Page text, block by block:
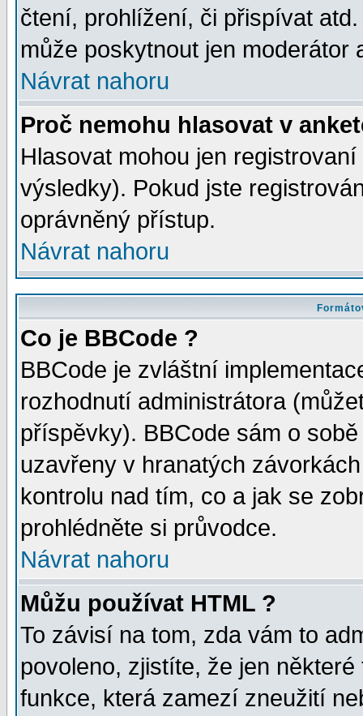
čtení, prohlížení, či přispívat
může poskytnout jen moderátor
Návrat nahoru
Proč nemohu hlasovat v
Hlasovat mohou jen
výsledky). Pokud jste
oprávněný přístup.
Návrat nahoru
Co je BBCode ?
BBCode je zvláštní
rozhodnutí administrátora
příspěvky). BBCode sám o
uzavřeny v hranatých
kontrolu nad tím, co a jak se
prohlédněte si průvodce.
Návrat nahoru
Můžu používat HTML ?
To závisí na tom, zda vám to
povoleno, zjistíte, že jen
funkce, která zamezí zneužití